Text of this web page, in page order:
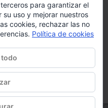
instalación posible, la más
de al usuario final la mejor
para garantizar el
uso y mejorar nuestros
cookies, rechazar las no
Política de cookies